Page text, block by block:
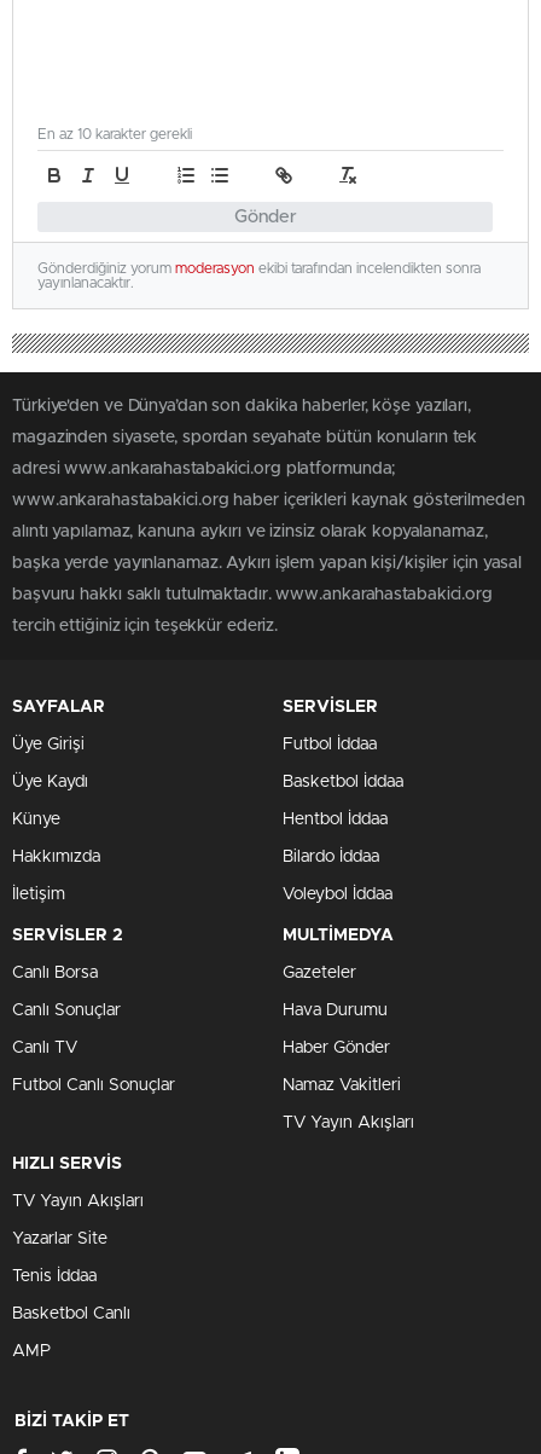
Gönder
En az 10 karakter gerekli
Gönderdiğiniz yorum moderasyon ekibi tarafından incelendikten sonra
yayınlanacaktır.
Türkiye'den ve Dünya’dan son dakika haberler, köşe yazıları,
magazinden siyasete, spordan seyahate bütün konuların tek
adresi www.ankarahastabakici.org platformunda;
www.ankarahastabakici.org haber içerikleri kaynak gösterilmeden
alıntı yapılamaz, kanuna aykırı ve izinsiz olarak kopyalanamaz,
başka yerde yayınlanamaz. Aykırı işlem yapan kişi/kişiler için yasal
başvuru hakkı saklı tutulmaktadır. www.ankarahastabakici.org
tercih ettiğiniz için teşekkür ederiz.
SAYFALAR
Üye Girişi
Üye Kaydı
Künye
Hakkımızda
İletişim
SERVİSLER
Futbol İddaa
Basketbol İddaa
Hentbol İddaa
Bilardo İddaa
Voleybol İddaa
SERVİSLER 2
Canlı Borsa
Canlı Sonuçlar
Canlı TV
Futbol Canlı Sonuçlar
MULTİMEDYA
Gazeteler
Hava Durumu
Haber Gönder
Namaz Vakitleri
TV Yayın Akışları
HIZLI SERVİS
TV Yayın Akışları
Yazarlar Site
Tenis İddaa
Basketbol Canlı
AMP
BİZİ TAKİP ET